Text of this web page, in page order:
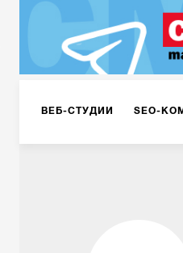
ВЕБ-СТУДИИ SEO-